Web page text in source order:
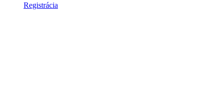
Registrácia